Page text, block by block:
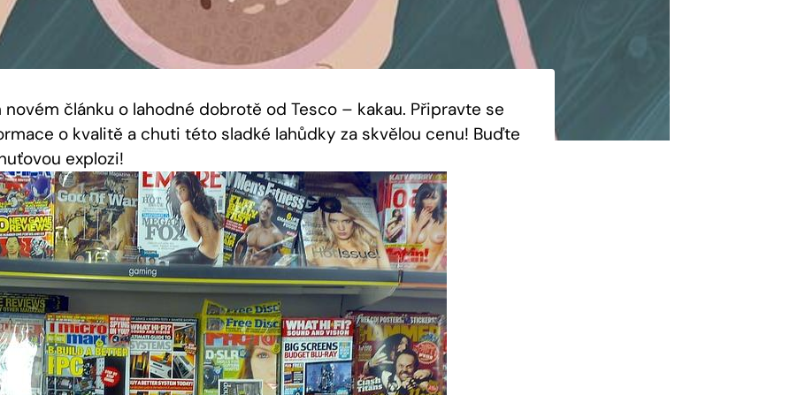
článku o‍ lahodné dobrotě od Tesco – kakau. ​Připravte se
​o kvalitě a chuti ⁢této sladké lahůdky za skvělou cenu! ⁢Buďte
explozi!